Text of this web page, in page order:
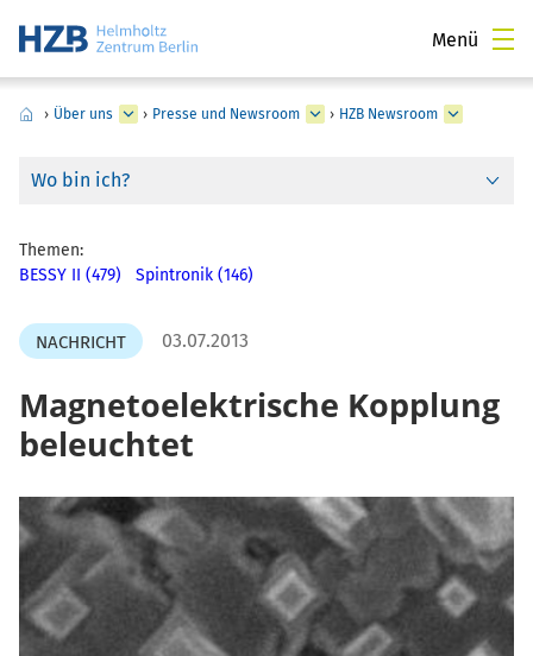
Menü
› Über uns › Presse und Newsroom › HZB Newsroom
Wo bin ich?
Themen:
BESSY II (479)
Spintronik (146)
NACHRICHT 03.07.2013
Magnetoelektrische Kopplung
beleuchtet